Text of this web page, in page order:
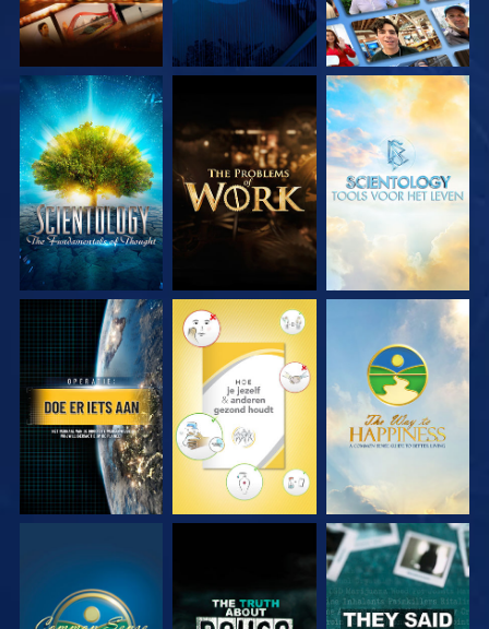
VERKEN DE SERIE VERKEN DE SERIE VERKEN DE SERIE
KIJK KIJK KIJK
KIJK KIJK KIJK